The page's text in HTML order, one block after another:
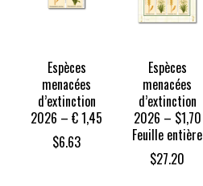
Espèces
menacées
d’extinction
2026 – € 1,45
$6.63
Espèces
menacées
d’extinction
2026 – $1,70
Feuille entière
$27.20